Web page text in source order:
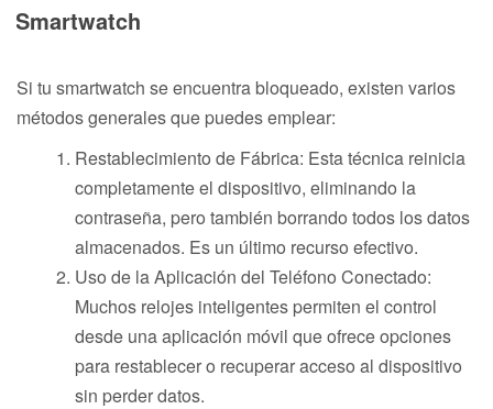
Smartwatch
Si tu smartwatch se encuentra bloqueado, existen varios
métodos generales que puedes emplear:
Restablecimiento de Fábrica: Esta técnica reinicia
completamente el dispositivo, eliminando la
contraseña, pero también borrando todos los datos
almacenados. Es un último recurso efectivo.
Uso de la Aplicación del Teléfono Conectado:
Muchos relojes inteligentes permiten el control
desde una aplicación móvil que ofrece opciones
para restablecer o recuperar acceso al dispositivo
sin perder datos.